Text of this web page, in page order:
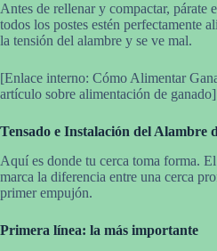
Antes de rellenar y compactar, párate
todos los postes estén perfectamente
la tensión del alambre y se ve mal.
[Enlace interno: Cómo Alimentar
artículo sobre alimentación de ganado]
Tensado e Instalación del Alambre
Aquí es donde tu cerca toma forma.
marca la diferencia entre una cerca
primer empujón.
Primera línea: la más importante